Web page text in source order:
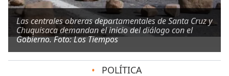
Las centrales obreras departamentales de Santa Cruz y
Chuquisaca demandan el inicio del diálogo con el
Gobierno. Foto: Los Tiempos
• POLÍTICA